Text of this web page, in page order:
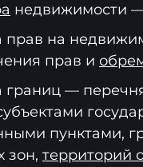
недвижимости
прав на
прав и
границ —
пунктами,
зон, территорий